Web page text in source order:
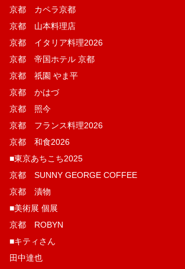
京都 カペラ京都
京都 山本料理店
京都 イタリア料理2026
京都 帝国ホテル 京都
京都 祇園 やま平
京都 かはづ
京都 照今
京都 フランス料理2026
京都 和食2026
■東京あちこち2025
京都 SUNNY GEORGE COFFEE
京都 漬物
■美術展 個展
京都 ROBYN
■キティさん
田中達也